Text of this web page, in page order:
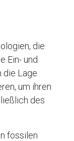
die
Ein- und
die Lage
um ihren
des
fossilen